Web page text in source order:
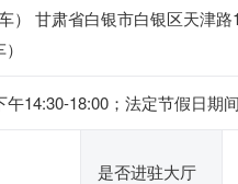
） 甘肃省白银市白银区天津
午14:30-18:00；法定节假日期
是否进驻大厅